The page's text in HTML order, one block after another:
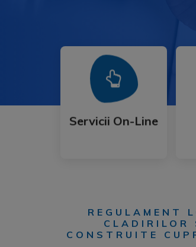
Servicii On-Line
Servicii On-Line
Mai Mult
REGULAMENT
CONSTRUITE